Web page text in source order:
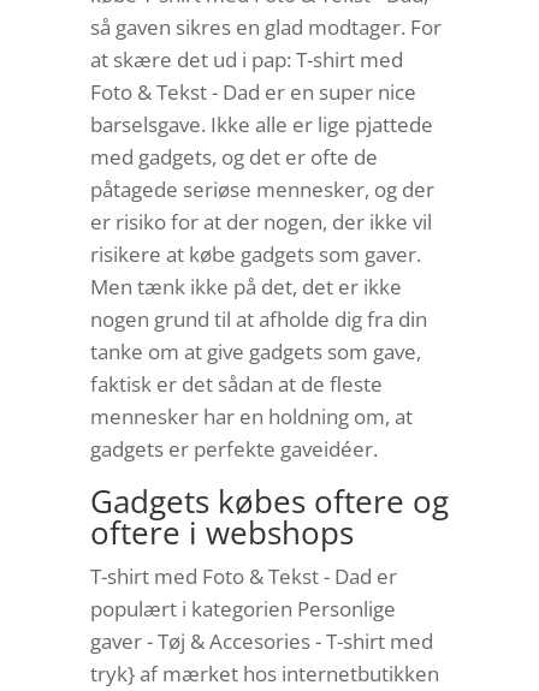
så gaven sikres en glad modtager. For
at skære det ud i pap: T-shirt med
Foto & Tekst - Dad er en super nice
barselsgave. Ikke alle er lige pjattede
med gadgets, og det er ofte de
påtagede seriøse mennesker, og der
er risiko for at der nogen, der ikke vil
risikere at købe gadgets som gaver.
Men tænk ikke på det, det er ikke
nogen grund til at afholde dig fra din
tanke om at give gadgets som gave,
faktisk er det sådan at de fleste
mennesker har en holdning om, at
gadgets er perfekte gaveidéer.
Gadgets købes oftere og
oftere i webshops
T-shirt med Foto & Tekst - Dad er
populært i kategorien Personlige
gaver - Tøj & Accesories - T-shirt med
tryk} af mærket hos internetbutikken